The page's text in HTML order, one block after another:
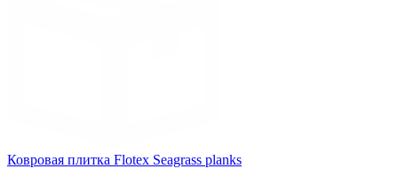
Ковровая плитка Flotex Seagrass planks